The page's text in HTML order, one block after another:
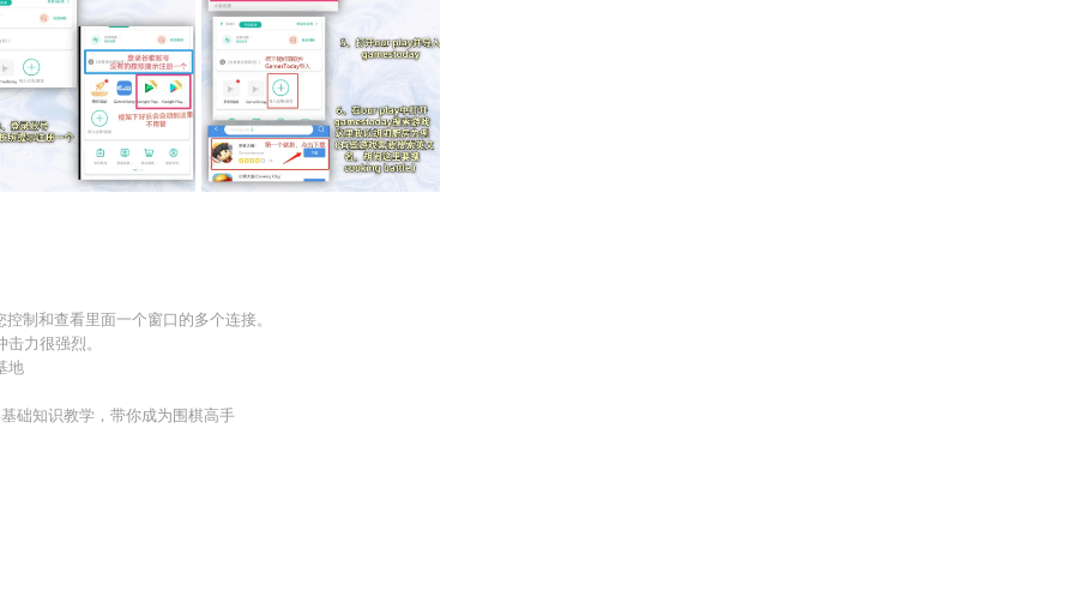
制和查看里面一个窗口的多个连接。
力很强烈。
地
础知识教学，带你成为围棋高手